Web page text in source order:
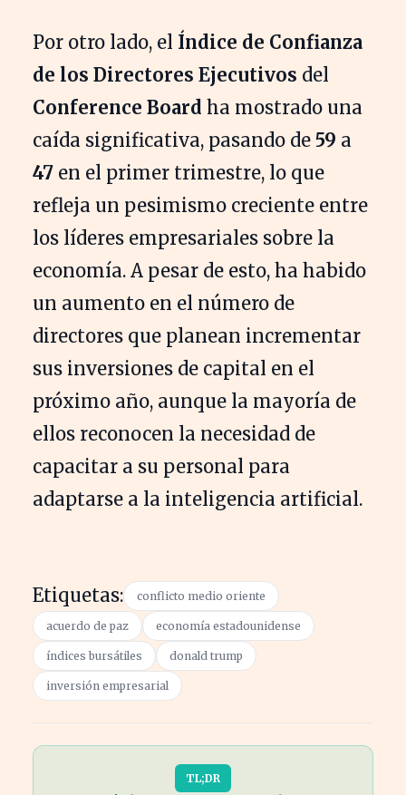
Por otro lado, el Índice de Confianza
de los Directores Ejecutivos del
Conference Board ha mostrado una
caída significativa, pasando de 59 a
47 en el primer trimestre, lo que
refleja un pesimismo creciente entre
los líderes empresariales sobre la
economía. A pesar de esto, ha habido
un aumento en el número de
directores que planean incrementar
sus inversiones de capital en el
próximo año, aunque la mayoría de
ellos reconocen la necesidad de
capacitar a su personal para
adaptarse a la inteligencia artificial.
Etiquetas: conflicto medio oriente
acuerdo de paz economía estadounidense
índices bursátiles donald trump
inversión empresarial
TL;DR